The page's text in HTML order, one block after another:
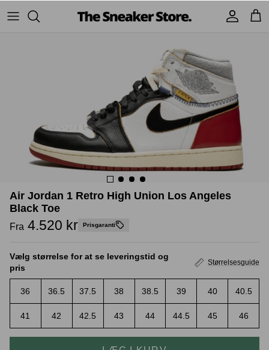
UGG
Yeezy
Jordans
New Balance
Andre brands
BAPE - A Bathing Ape
TSS Collection
Accessories Sneaker boks
Crease protectors Skotræ
Air Jordan 1 Retro High Union Los Angeles
Black Toe
Fra 4.520 kr Prisgaranti
Vælg størrelse for at se leveringstid og
pris
Størrelsesguide
36 36.5 37.5 38 38.5 39 40 40.5
41 42 42.5 43 44 44.5 45 46